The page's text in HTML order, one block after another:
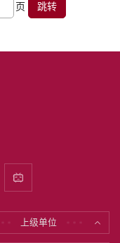
页 跳转
上级单位